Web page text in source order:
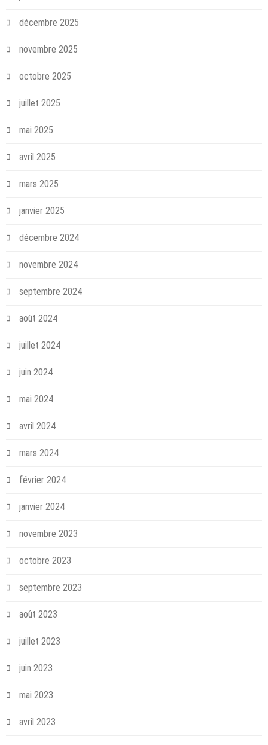
décembre 2025
novembre 2025
octobre 2025
juillet 2025
mai 2025
avril 2025
mars 2025
janvier 2025
décembre 2024
novembre 2024
septembre 2024
août 2024
juillet 2024
juin 2024
mai 2024
avril 2024
mars 2024
février 2024
janvier 2024
novembre 2023
octobre 2023
septembre 2023
août 2023
juillet 2023
juin 2023
mai 2023
avril 2023